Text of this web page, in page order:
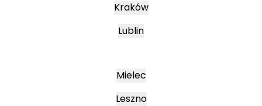
Kraków
Lublin
Mielec
Leszno